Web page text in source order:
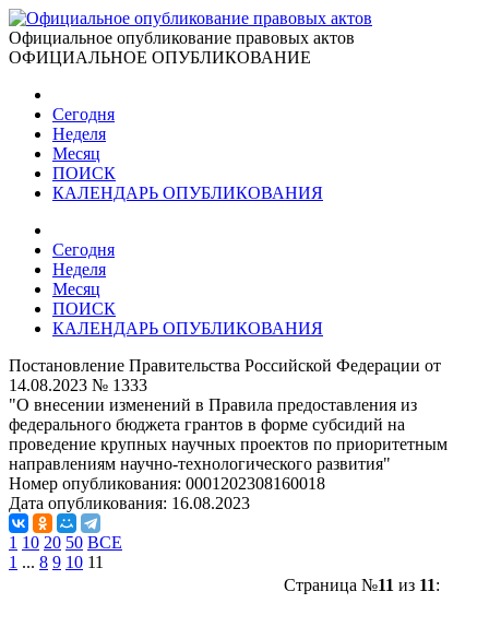
Официальное опубликование правовых актов
ОФИЦИАЛЬНОЕ ОПУБЛИКОВАНИЕ
Сегодня
Неделя
Месяц
ПОИСК
КАЛЕНДАРЬ ОПУБЛИКОВАНИЯ
Сегодня
Неделя
Месяц
ПОИСК
КАЛЕНДАРЬ ОПУБЛИКОВАНИЯ
Постановление Правительства Российской Федерации от
14.08.2023 № 1333
"О внесении изменений в Правила предоставления из
федерального бюджета грантов в форме субсидий на
проведение крупных научных проектов по приоритетным
направлениям научно-технологического развития"
Номер опубликования: 0001202308160018
Дата опубликования: 16.08.2023
1 10 20 50 ВСЕ
1 ... 8 9 10 11
Страница №11 из 11: